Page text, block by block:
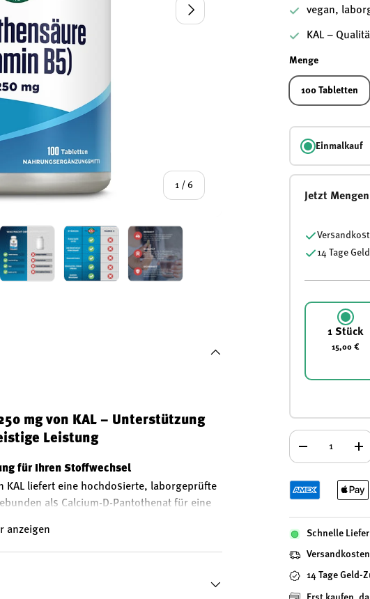
1 / von
6
Nächste vegan,
KAL –
Menge
100 Tabletten
Einmalkauf
Jetzt
14 Tage
1 Stück
15,00 €
Anzahl
+
Schnelle
14 Tage Geld-
mg von KAL – Unterstützung
Leistung
für Ihren Stoffwechsel
KAL liefert eine hochdosierte, laborgeprüfte
als Calcium-D-Pantothenat für eine
Zudem trägt Pantothensäure zur
bei.
bei
anzeigen